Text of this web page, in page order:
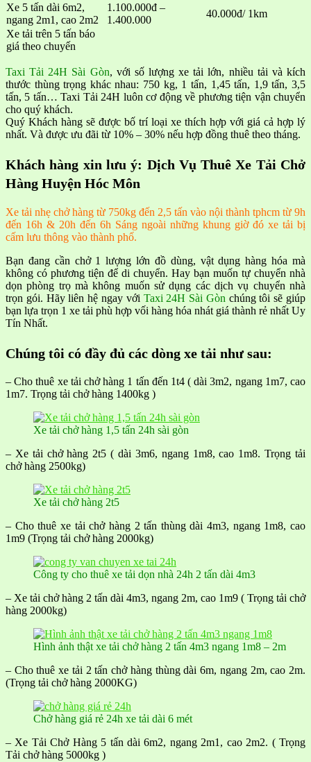
Xe 5 tấn dài 6m2,
ngang 2m1, cao 2m2
1.100.000đ –
1.400.000
40.000đ/ 1km
Xe tải trên 5 tấn báo
giá theo chuyến
Taxi Tải 24H Sài Gòn, với số lượng xe tải lớn, nhiều tải và kích
thước thùng trọng khác nhau: 750 kg, 1 tấn, 1,45 tấn, 1,9 tấn, 3,5
tấn, 5 tấn… Taxi Tải 24H luôn cơ động về phương tiện vận chuyển
cho quý khách.
Quý Khách hàng sẽ được bố trí loại xe thích hợp với giá cả hợp lý
nhất. Và được ưu đãi từ 10% – 30% nếu hợp đồng thuê theo tháng.
Khách hàng xin lưu ý: Dịch Vụ Thuê Xe Tải Chở
Hàng Huyện Hóc Môn
Xe tải nhẹ chở hàng từ 750kg đến 2,5 tấn vào nội thành tphcm từ 9h
đến 16h & 20h đến 6h Sáng ngoài những khung giờ đó xe tải bị
cấm lưu thông vào thành phố.
Bạn đang cần chở 1 lượng lớn đồ dùng, vật dụng hàng hóa mà
không có phương tiện để di chuyển. Hay bạn muốn tự chuyển nhà
dọn phòng trọ mà không muốn sử dụng các dịch vụ chuyển nhà
trọn gói. Hãy liên hệ ngay với Taxi 24H Sài Gòn chúng tôi sẽ giúp
bạn lựa trọn 1 xe tải phù hợp vối hàng hóa nhát giá thành rẻ nhất Uy
Tín Nhất.
Chúng tôi có đầy đủ các dòng xe tải như sau:
– Cho thuê xe tải chở hàng 1 tấn đến 1t4 ( dài 3m2, ngang 1m7, cao
1m7. Trọng tải chở hàng 1400kg )
Xe tải chở hàng 1,5 tấn 24h sài gòn
– Xe tải chở hàng 2t5 ( dài 3m6, ngang 1m8, cao 1m8. Trọng tải
chở hàng 2500kg)
Xe tải chở hàng 2t5
– Cho thuê xe tải chở hàng 2 tấn thùng dài 4m3, ngang 1m8, cao
1m9 (Trọng tải chở hàng 2000kg)
Công ty cho thuê xe tải dọn nhà 24h 2 tấn dài 4m3
– Xe tải chở hàng 2 tấn dài 4m3, ngang 2m, cao 1m9 ( Trọng tải chở
hàng 2000kg)
Hình ảnh thật xe tải chở hàng 2 tấn 4m3 ngang 1m8 – 2m
– Cho thuê xe tải 2 tấn chở hàng thùng dài 6m, ngang 2m, cao 2m.
(Trọng tải chở hàng 2000KG)
Chở hàng giá rẻ 24h xe tải dài 6 mét
– Xe Tải Chở Hàng 5 tấn dài 6m2, ngang 2m1, cao 2m2. ( Trọng
Tải chở hàng 5000kg )